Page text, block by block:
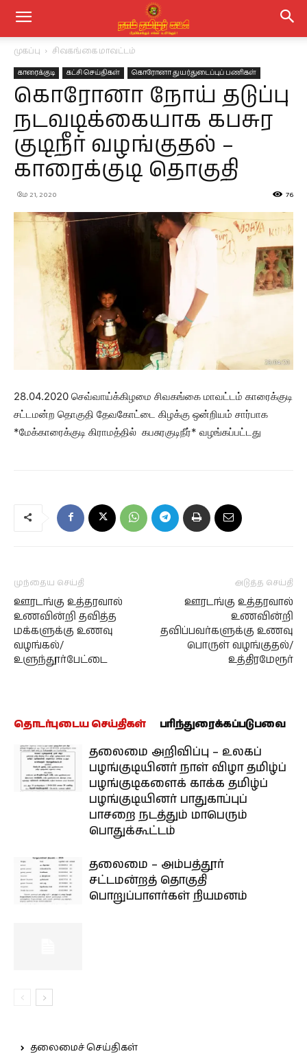
முகப்பு சிவகங்கை மாவட்டம்
காரைக்குடி கட்சி செய்திகள் கொரோனா துயர்துடைப்புப் பணிகள்
கொரோனா நோய் தடுப்பு
நடவடிக்கையாக கபசுர
குடிநீர் வழங்குதல் –
காரைக்குடி தொகுதி
மே 21, 2020 76
28.04.2020 செவ்வாய்க்கிழமை சிவகங்கை மாவட்டம் காரைக்குடி
சட்டமன்ற தொகுதி தேவகோட்டை கிழக்கு ஒன்றியம் சார்பாக
*மேக்காரைக்குடி கிராமத்தில் கபசுரகுடிநீர்* வழங்கப்பட்டது
முந்தைய செய்தி
ஊரடங்கு உத்தரவால்
உணவின்றி தவித்த
மக்களுக்கு உணவு
வழங்கல்/
உளுந்தூர்பேட்டை
அடுத்த செய்தி
ஊரடங்கு உத்தரவால்
உணவின்றி
தவிப்பவர்களுக்கு உணவு
பொருள் வழங்குதல்/
உத்திரமேரூர்
தொடர்புடைய செய்திகள் பரிந்துரைக்கப்படுபவை
தலைமை அறிவிப்பு – உலகப்
பழங்குடியினர் நாள் விழா தமிழ்ப்
பழங்குடிகளைக் காக்க தமிழ்ப்
பழங்குடியினர் பாதுகாப்புப்
பாசறை நடத்தும் மாபெரும்
பொதுக்கூட்டம்
தலைமை – அம்பத்தூர்
சட்டமன்றத் தொகுதி
பொறுப்பாளர்கள் நியமனம்
தலைமைச் செய்திகள்